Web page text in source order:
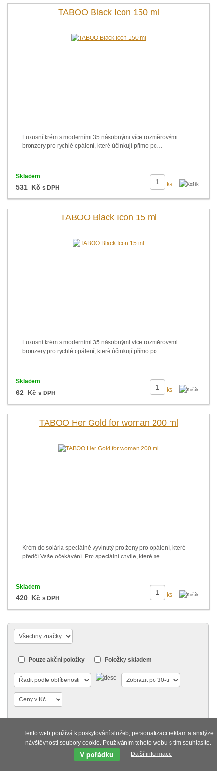
TABOO Black Icon 150 ml
Luxusní krém s moderními 35 násobnými více rozměrovými
bronzery pro rychlé opálení, které účinkují přímo po…
ks
Skladem
531 Kč s DPH
TABOO Black Icon 15 ml
Luxusní krém s moderními 35 násobnými více rozměrovými
bronzery pro rychlé opálení, které účinkují přímo po…
ks
Skladem
62 Kč s DPH
TABOO Her Gold for woman 200 ml
Krém do solária speciálně vyvinutý pro ženy pro opálení, které
předčí Vaše očekávání. Pro speciální chvíle, které se…
ks
Skladem
420 Kč s DPH
Pouze akční položky Položky skladem
Tento web používá k poskytování služeb, personalizaci reklam a analýze
návštěvnosti soubory cookie. Používáním tohoto webu s tím souhlasíte.
V pořádku Další informace